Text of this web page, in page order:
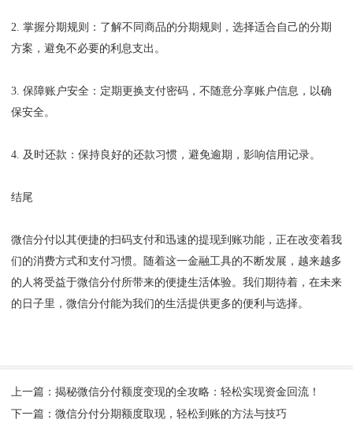
2. 掌握分期规则：了解不同商品的分期规则，选择适合自己的分期
方案，避免不必要的利息支出。
3. 保障账户安全：定期更换支付密码，不随意分享账户信息，以确
保安全。
4. 及时还款：保持良好的还款习惯，避免逾期，影响信用记录。
结尾
微信分付以其便捷的扫码支付和迅速的提现到账功能，正在改变着我
们的消费方式和支付习惯。随着这一金融工具的不断发展，越来越多
的人将受益于微信分付所带来的便捷生活体验。我们期待着，在未来
的日子里，微信分付能为我们的生活提供更多的便利与选择。
上一篇：揭秘微信分付额度变现的全攻略：轻松实现资金回流！
下一篇：微信分付分期额度取现，轻松到账的方法与技巧